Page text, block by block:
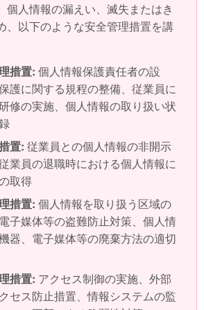
個人情報の漏えい、滅失またはき
、以下のような安全管理措置を講
措置: 個人情報保護責任者の設
護に関する規程の整備、従業員に
修の実施、個人情報の取り扱い状
置: 従業員との個人情報の非開示
業員の退職時における個人情報に
取得
措置: 個人情報を取り扱う区域の
子媒体等の盗難防止対策、個人情
器、電子媒体等の廃棄方法の適切
措置: アクセス制御の実施、外部
セス防止措置、情報システムの監